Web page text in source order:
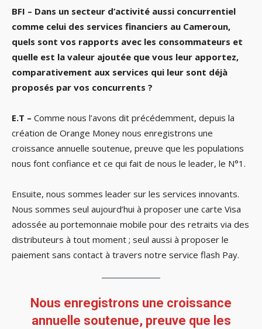
BFI – Dans un secteur d’activité aussi concurrentiel
comme celui des services financiers au Cameroun,
quels sont vos rapports avec les consommateurs et
quelle est la valeur ajoutée que vous leur apportez,
comparativement aux services qui leur sont déjà
proposés par vos concurrents ?
E.T – Comme nous l’avons dit précédemment, depuis la
création de Orange Money nous enregistrons une
croissance annuelle soutenue, preuve que les populations
nous font confiance et ce qui fait de nous le leader, le N°1.
Ensuite, nous sommes leader sur les services innovants.
Nous sommes seul aujourd’hui à proposer une carte Visa
adossée au portemonnaie mobile pour des retraits via des
distributeurs à tout moment ; seul aussi à proposer le
paiement sans contact à travers notre service flash Pay.
Nous enregistrons une croissance
annuelle soutenue, preuve que les